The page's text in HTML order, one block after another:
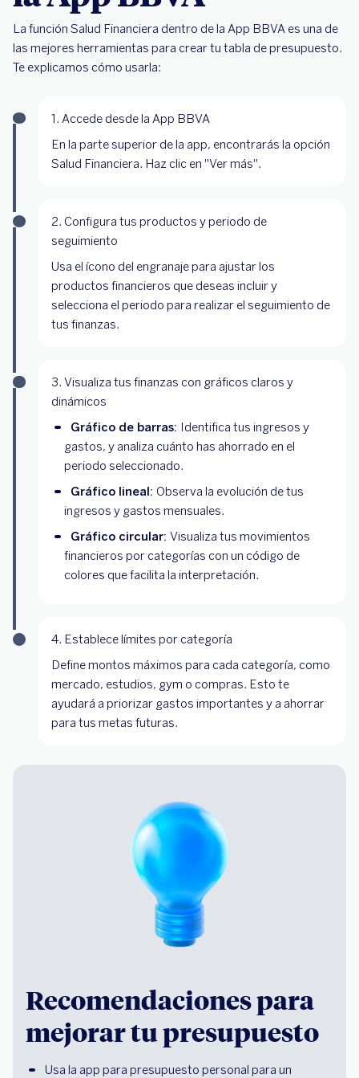
La función Salud Financiera dentro de la App BBVA es una de
las mejores herramientas para crear tu tabla de presupuesto.
Te explicamos cómo usarla:
1. Accede desde la App BBVA
En la parte superior de la app, encontrarás la opción
Salud Financiera. Haz clic en "Ver más".
2. Configura tus productos y periodo de
seguimiento
Usa el ícono del engranaje para ajustar los
productos financieros que deseas incluir y
selecciona el periodo para realizar el seguimiento de
tus finanzas.
3. Visualiza tus finanzas con gráficos claros y
dinámicos
Gráfico de barras: Identifica tus ingresos y
gastos, y analiza cuánto has ahorrado en el
periodo seleccionado.
Gráfico lineal: Observa la evolución de tus
ingresos y gastos mensuales.
Gráfico circular: Visualiza tus movimientos
financieros por categorías con un código de
colores que facilita la interpretación.
4. Establece límites por categoría
Define montos máximos para cada categoría, como
mercado, estudios, gym o compras. Esto te
ayudará a priorizar gastos importantes y a ahorrar
para tus metas futuras.
Recomendaciones para
mejorar tu presupuesto
Usa la app para presupuesto personal para un